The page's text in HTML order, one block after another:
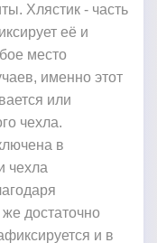
Хлястик - часть
её и
место
именно этот
или
чехла.
в
чехла
достаточно
и в